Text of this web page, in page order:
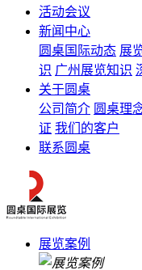
活动会议
新闻中心
圆桌国际动态 展
识 广州展览知识
关于圆桌
公司简介 圆桌理
证 我们的客户
联系圆桌
展览案例